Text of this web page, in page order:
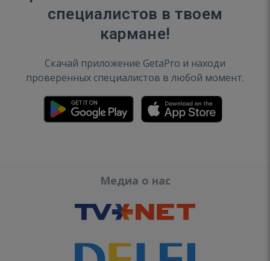
специалистов в твоем
кармане!
Скачай приложение GetaPro и находи
проверенных специалистов в любой момент.
Медиа о нас